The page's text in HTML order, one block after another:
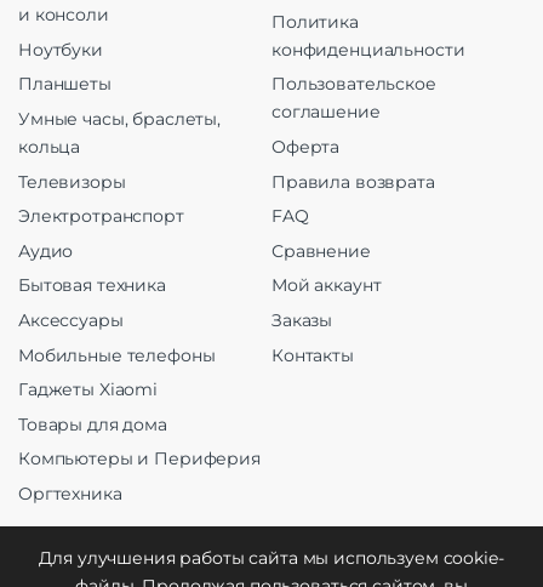
и консоли
Ноутбуки
Планшеты
Умные часы, браслеты,
кольца
Телевизоры
Электротранспорт
Аудио
Бытовая техника
Аксессуары
Мобильные телефоны
Гаджеты Xiaomi
Товары для дома
Компьютеры и Периферия
Оргтехника
Политика
конфиденциальности
Пользовательское
соглашение
Оферта
Правила возврата
FAQ
Сравнение
Мой аккаунт
Заказы
Контакты
Для улучшения работы сайта мы используем cookie-